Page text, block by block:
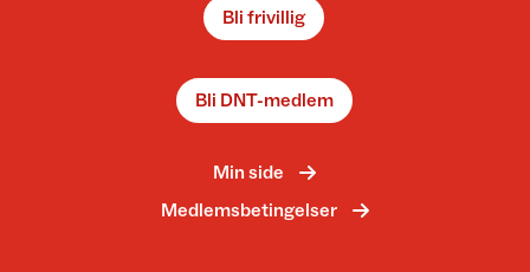
Bli frivillig
Bli DNT-medlem
Min side
Medlemsbetingelser